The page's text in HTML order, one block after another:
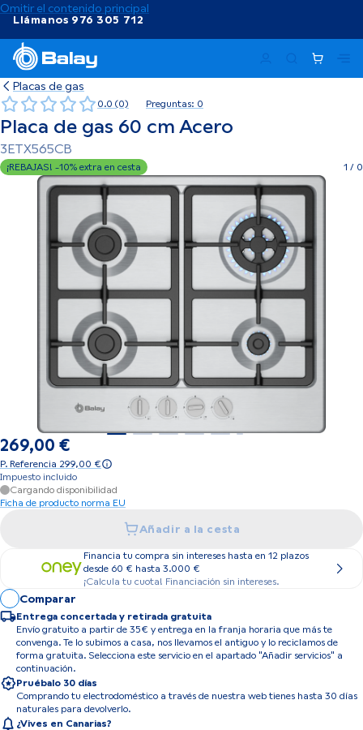
Omitir el contenido principal
Llámanos 976 305 712
Placas de gas
Placa de gas 60 cm Acero
3ETX565CB
0.0 (0) Preguntas: 0
¡REBAJAS! -10% extra en cesta 1 / 0
269,00 €
P. Referencia 299,00 €
Impuesto incluido
Cargando disponibilidad
Ficha de producto norma EU
Añadir a la cesta
Financia tu compra sin intereses hasta en 12 plazos
desde 60 € hasta 3.000 €
¡Calcula tu cuota! Financiación sin intereses.
Comparar
Entrega concertada y retirada gratuita
Envío gratuito a partir de 35€ y entrega en la franja horaria que más te
convenga. Te lo subimos a casa, nos llevamos el antiguo y lo reciclamos de
forma gratuita. Selecciona este servicio en el apartado "Añadir servicios" a
continuación.
Pruébalo 30 días
Comprando tu electrodoméstico a través de nuestra web tienes hasta 30 días
naturales para devolverlo.
¿Vives en Canarias?